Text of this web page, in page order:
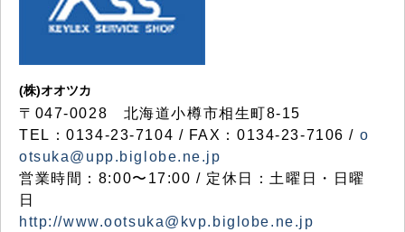
(株)オオツカ
〒047-0028 北海道小樽市相生町8-15
TEL：0134-23-7104 / FAX：0134-23-7106 / o
otsuka@upp.biglobe.ne.jp
営業時間：8:00〜17:00 / 定休日：土曜日・日曜
日
http://www.ootsuka@kvp.biglobe.ne.jp